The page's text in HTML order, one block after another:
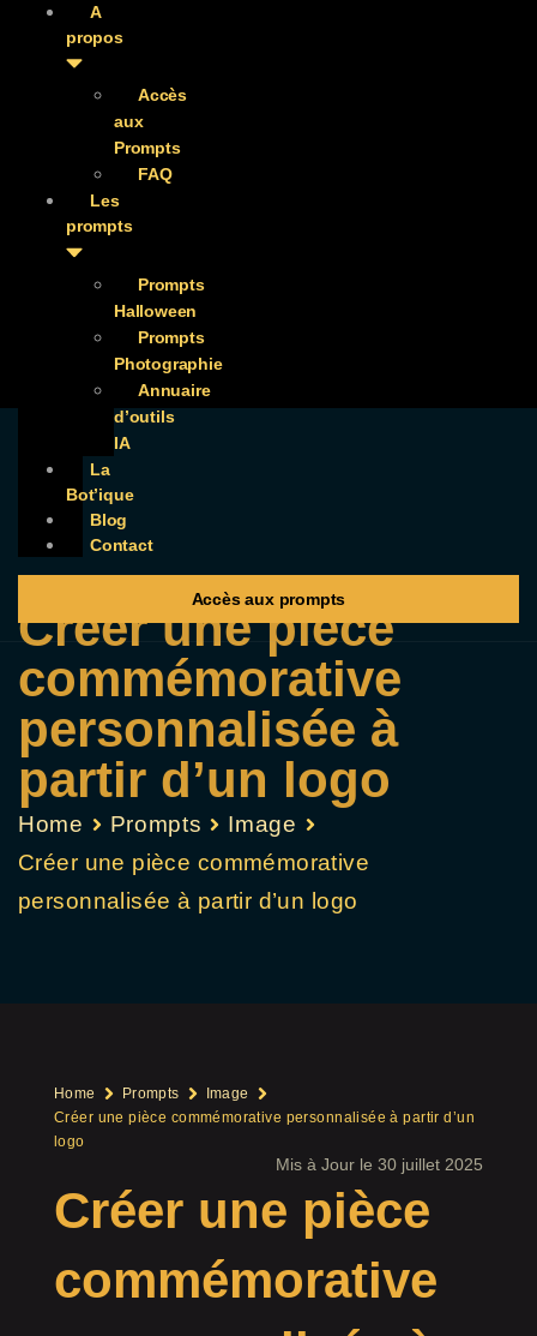
A
propos
Accès
aux
Prompts
FAQ
Les
prompts
Prompts
Halloween
Prompts
Photographie
Annuaire
d’outils
IA
La
Bot’ique
Blog
Contact
Accès aux prompts
Créer une pièce
commémorative
personnalisée à
partir d’un logo
Home Prompts
Image
Créer une pièce commémorative
personnalisée à partir d’un logo
Home Prompts
Image
Créer une pièce commémorative personnalisée à partir d’un
logo
Mis à Jour le 30 juillet 2025
Créer une pièce
commémorative